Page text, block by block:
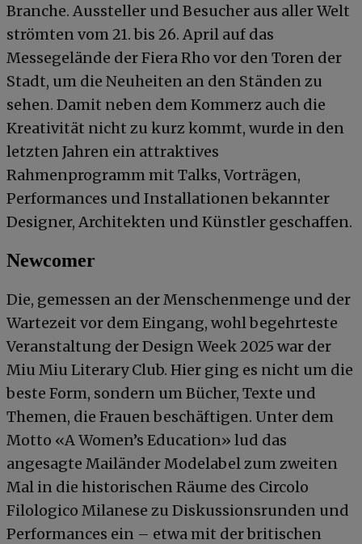
Branche. Aussteller und Besucher aus aller Welt
strömten vom 21. bis 26. April auf das
Messegelände der Fiera Rho vor den Toren der
Stadt, um die Neuheiten an den Ständen zu
sehen. Damit neben dem Kommerz auch die
Kreativität nicht zu kurz kommt, wurde in den
letzten Jahren ein attraktives
Rahmenprogramm mit Talks, Vorträgen,
Performances und Installationen bekannter
Designer, Architekten und Künstler geschaffen.
Newcomer
Die, gemessen an der Menschenmenge und der
Wartezeit vor dem Eingang, wohl begehrteste
Veranstaltung der Design Week 2025 war der
Miu Miu Literary Club. Hier ging es nicht um die
beste Form, sondern um Bücher, Texte und
Themen, die Frauen beschäftigen. Unter dem
Motto «A Women’s Education» lud das
angesagte Mailänder Modelabel zum zweiten
Mal in die historischen Räume des Circolo
Filologico Milanese zu Diskussionsrunden und
Performances ein – etwa mit der britischen